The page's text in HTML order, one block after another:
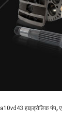
a10vd43 हाइड्रोलिक पंप,